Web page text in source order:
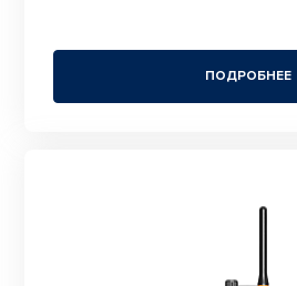
ПОДРОБНЕЕ